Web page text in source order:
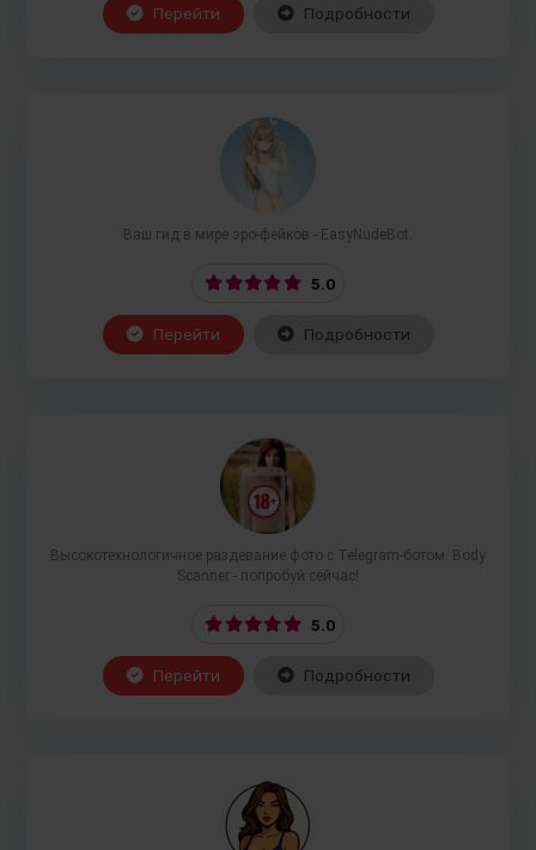
Перейти Подробности
Ваш гид в мире эро-фейков - EasyNudeBot.
5.0
Перейти Подробности
Высокотехнологичное раздевание фото с Telegram-ботом. Body
Scanner - попробуй сейчас!
5.0
Перейти Подробности